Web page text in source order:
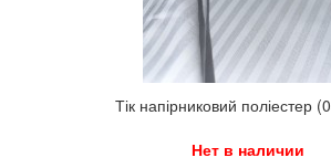
Тік напірниковий поліестер
Нет в наличии